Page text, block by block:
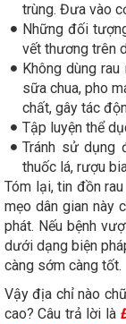
trùng. Đưa vào
Những đối
vết thương trên
Không dùng
sữa chua, pho
chất, gây tác
Tập luyện thể
Tránh sử dụng
thuốc lá, rượu
Tóm lại, tin đồn
mẹo dân gian này
phát. Nếu bệnh
dưới dạng biện
càng sớm càng tốt.
Vậy địa chỉ nào
cao? Câu trả lời là